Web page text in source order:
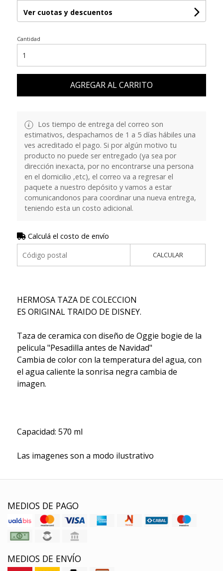
Ver cuotas y descuentos
Cantidad
AGREGAR AL CARRITO
Los tiempo de entrega del correo son
estimativos, despachamos de 1 a 5 días hábiles una
ves acreditado el pago. Si por algún motivo tu
producto no puede ser entregado (ya sea por
dirección inexacta, por no encontrarse una persona
en el domicilio ,etc), el correo va a regresar el
paquete a nuestro depósito y vamos a estar
comunicandonos para coordinar una nueva entrega,
teniendo esta un costo adicional.
Calculá el costo de envío
CALCULAR
HERMOSA TAZA DE COLECCION
ES ORIGINAL TRAIDO DE DISNEY.
Taza de ceramica con diseño de Oggie bogie de la
pelicula "Pesadilla antes de Navidad"
Cambia de color con la temperatura del agua, con
el agua caliente la sonrisa negra cambia de
imagen.
Capacidad: 570 ml
Las imagenes son a modo ilustrativo
MEDIOS DE PAGO
MEDIOS DE ENVÍO